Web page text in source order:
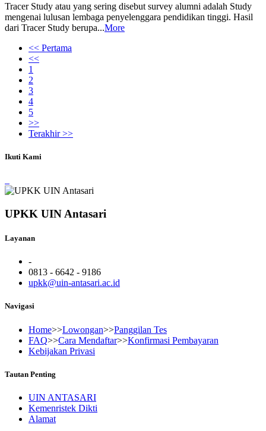
Tracer Study atau yang sering disebut survey alumni adalah Study
mengenai lulusan lembaga penyelenggara pendidikan tinggi. Hasil
dari Tracer Study berupa...More
<< Pertama
<<
1
2
3
4
5
>>
Terakhir >>
Ikuti Kami
UPKK UIN Antasari
Layanan
-
0813 - 6642 - 9186
upkk@uin-antasari.ac.id
Navigasi
Home>>Lowongan>>Panggilan Tes
FAQ>>Cara Mendaftar>>Konfirmasi Pembayaran
Kebijakan Privasi
Tautan Penting
UIN ANTASARI
Kemenristek Dikti
Alamat